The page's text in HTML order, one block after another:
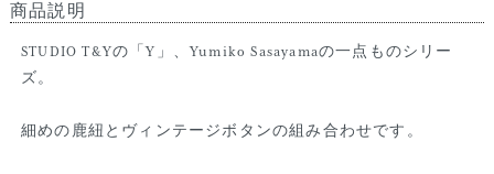
商品説明
STUDIO T&Yの「Y」、Yumiko Sasayamaの一点ものシリー
ズ。
細めの鹿紐とヴィンテージボタンの組み合わせです。